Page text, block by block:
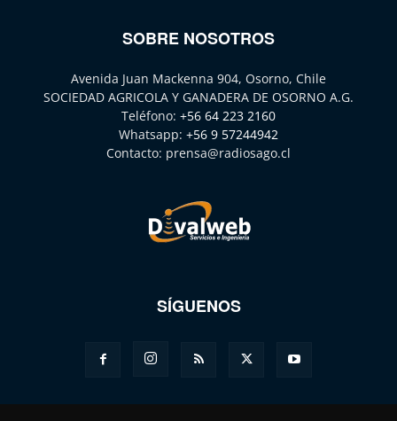
SOBRE NOSOTROS
Avenida Juan Mackenna 904, Osorno, Chile
SOCIEDAD AGRICOLA Y GANADERA DE OSORNO A.G.
Teléfono: +56 64 223 2160
Whatsapp: +56 9 57244942
Contacto: prensa@radiosago.cl
SÍGUENOS